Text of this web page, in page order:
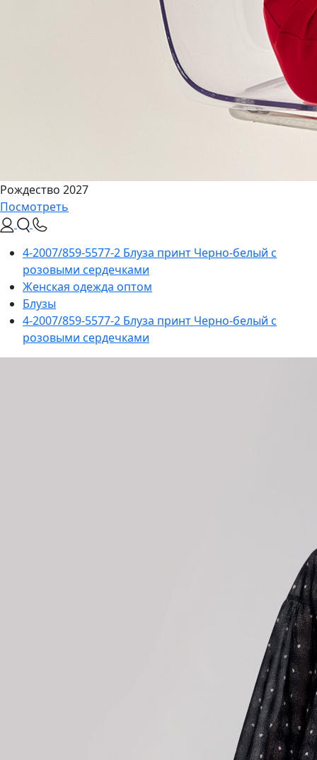
Рождество 2027
Посмотреть
4-2007/859-5577-2 Блуза принт Черно-белый с
розовыми сердечками
Женская одежда оптом
Блузы
4-2007/859-5577-2 Блуза принт Черно-белый с
розовыми сердечками